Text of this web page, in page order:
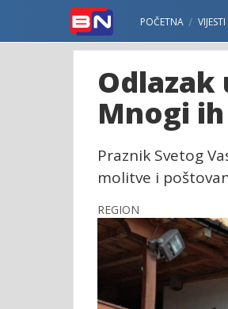
POČETNA VIJESTI
Odlazak
Mnogi
Praznik Svetog
molitve i
REGION